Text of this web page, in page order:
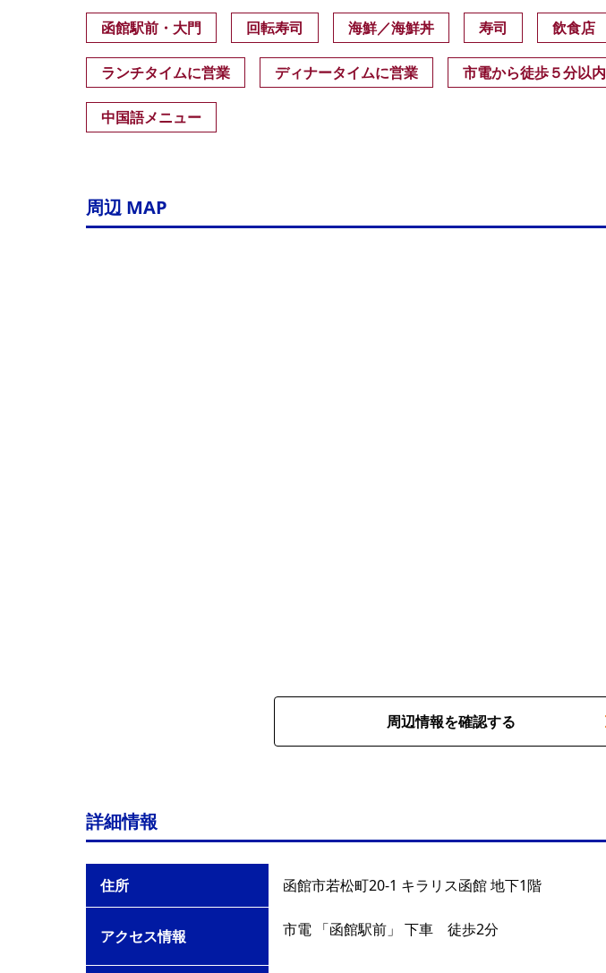
函館駅前・大門 回転寿司 海鮮／海鮮丼 寿司 飲食店
ランチタイムに営業 ディナータイムに営業 市電から徒歩５分以内
中国語メニュー
周辺 MAP
周辺情報を確認する
詳細情報
住所 函館市若松町20-1 キラリス函館 地下1階
アクセス情報 市電 「函館駅前」 下車 徒歩2分